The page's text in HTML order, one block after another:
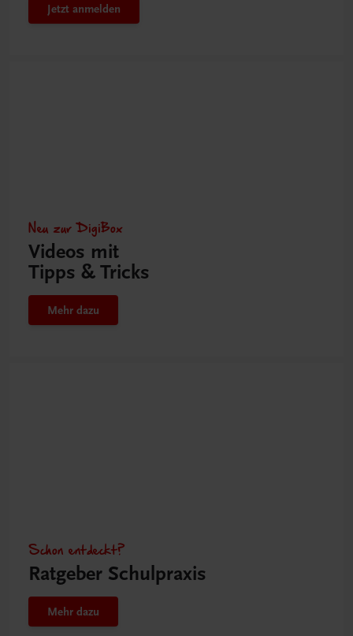
Jetzt anmelden
Neu zur DigiBox
Videos mit
Tipps & Tricks
Mehr dazu
Schon entdeckt?
Ratgeber Schulpraxis
Mehr dazu